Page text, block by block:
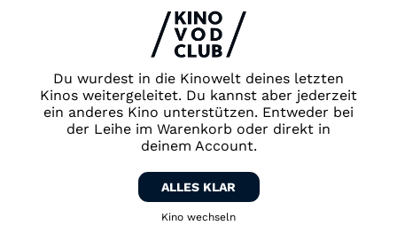
Du wurdest in die Kinowelt deines letzten
Kinos weitergeleitet. Du kannst aber jederzeit
ein anderes Kino unterstützen. Entweder bei
der Leihe im Warenkorb oder direkt in
deinem Account.
ALLES KLAR
Kino wechseln
Animal